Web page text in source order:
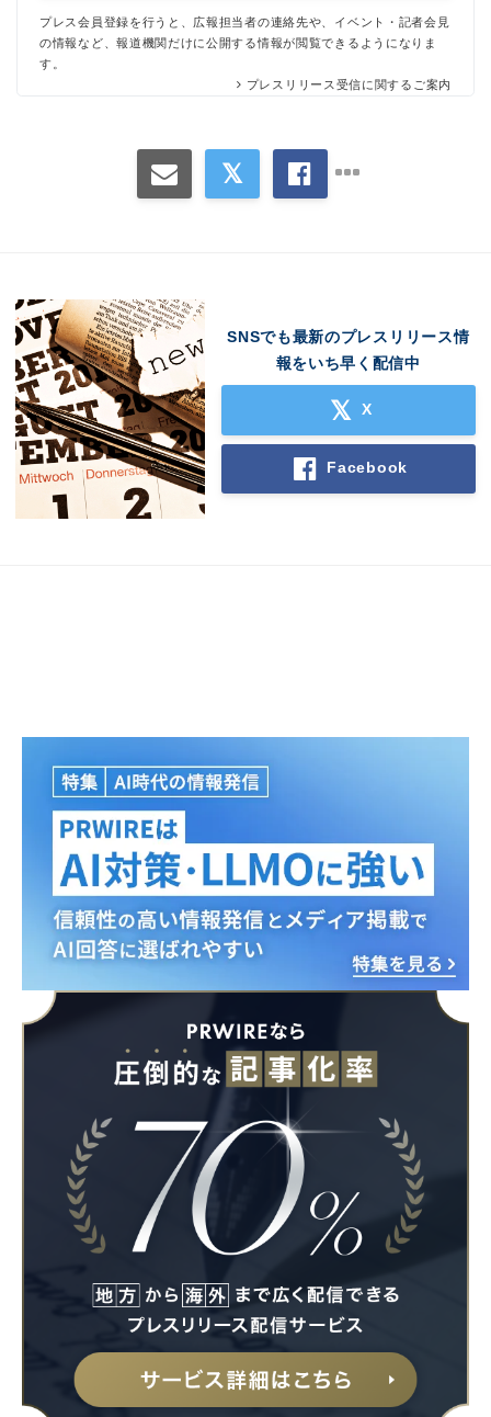
プレス会員登録を行うと、広報担当者の連絡先や、イベント・記者会見
の情報など、報道機関だけに公開する情報が閲覧できるようになりま
す。
プレスリリース受信に関するご案内
SNSでも最新のプレスリリース情
報をいち早く配信中
X
Facebook
English